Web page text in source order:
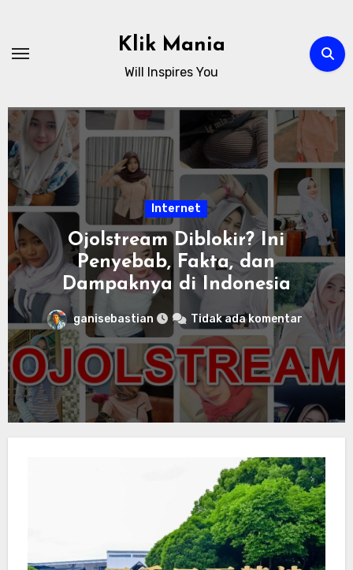
content
Klik Mania
Will Inspires You
Internet
Ojolstream Diblokir? Ini
Penyebab, Fakta, dan
Dampaknya di Indonesia
ganisebastian Tidak ada komentar